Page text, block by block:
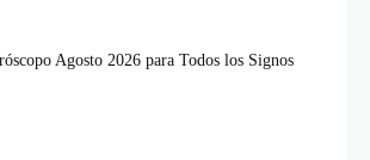
Agosto 2026 para Todos los Signos